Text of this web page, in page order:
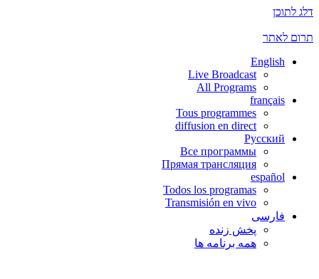
דלג לתוכן
תרום לאתר
English
Live Broadcast
All Programs
français
Tous programmes
diffusion en direct
Русский
Все программы
Прямая трансляция
español
Todos los programas
Transmisión en vivo
فارسی
پخش زنده
همه برنامه ها